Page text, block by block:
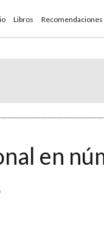
Libros Recomendaciones
en